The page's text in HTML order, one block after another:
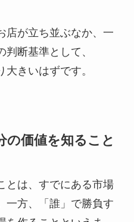
店が立ち並ぶなか、一
断基準として、
大きいはずです。
の価値を知ること
とは、すでにある市場
一方、「誰」で勝負す